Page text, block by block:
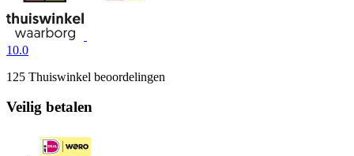
10.0
125 Thuiswinkel beoordelingen
Veilig betalen